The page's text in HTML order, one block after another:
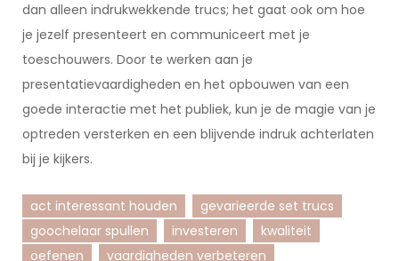
dan alleen indrukwekkende trucs; het gaat ook om hoe
je jezelf presenteert en communiceert met je
toeschouwers. Door te werken aan je
presentatievaardigheden en het opbouwen van een
goede interactie met het publiek, kun je de magie van je
optreden versterken en een blijvende indruk achterlaten
bij je kijkers.
act interessant houden
gevarieerde set trucs
goochelaar spullen
investeren
kwaliteit
oefenen
vaardigheden verbeteren